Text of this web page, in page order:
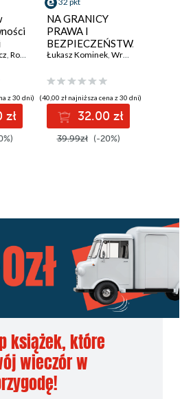
Robert Maciejewski ,Radosław Szczerbowski
z 30 dni)
zł
NA GRANICY
PRAWA I
BEZPIECZEŃSTWA
Łukasz Kominek Wróblewski Tomasz
(40,00 zł najniższa cena z 30 dni)
32.00 zł
39.99zł (-20%)
książek, które
wieczór w